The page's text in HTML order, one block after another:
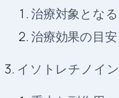
治療対象とな
治療効果の目
イソトレチノイ